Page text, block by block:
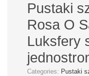
Pustaki
Rosa O
Luksfery
Categories: Pustaki